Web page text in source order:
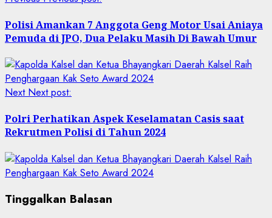
Polisi Amankan 7 Anggota Geng Motor Usai Aniaya
Pemuda di JPO, Dua Pelaku Masih Di Bawah Umur
Next Next post:
Polri Perhatikan Aspek Keselamatan Casis saat
Rekrutmen Polisi di Tahun 2024
Tinggalkan Balasan